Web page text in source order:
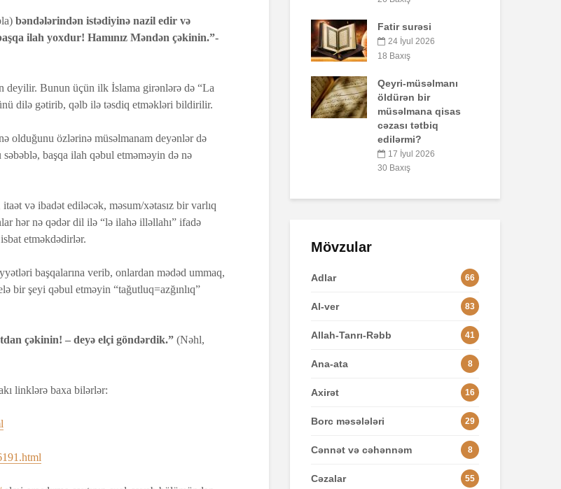
bəndələrindən istədiyinə nazil edir və
ilah yoxdur! Hamınız Məndən çəkinin.”-
deyilir. Bunun üçün ilk İslama girənlərə də “La
dilə gətirib, qəlb ilə təsdiq etməkləri bildirilir.
olduğunu özlərinə müsəlmanam deyənlər də
başqa ilah qəbul etməməyin də nə
və ibadət ediləcək, məsum/xətasız bir varlıq
hər nə qədər dil ilə “lə ilahə illəllahı” ifadə
etməkdədirlər.
başqalarına verib, onlardan mədəd ummaq,
bir şeyi qəbul etməyin “tağutluq=azğınlıq”
çəkinin! – deyə elçi göndərdik.” (Nəhl,
linklərə baxa bilərlər:
Bir işə, şirkətə pul
qoyub qazancından
5 İyun 2026
22 May 2026
84 Baxış
müsəlmana qisas
Əhzab surəsi
26 İyun 2026
Mövzular
Adlar 66
Al-ver 83
Allah-Tanrı-Rəbb 41
Ana-ata 8
Axirət 16
Borc məsələləri 29
Cənnət və cəhənnəm 8
Cəzalar 55